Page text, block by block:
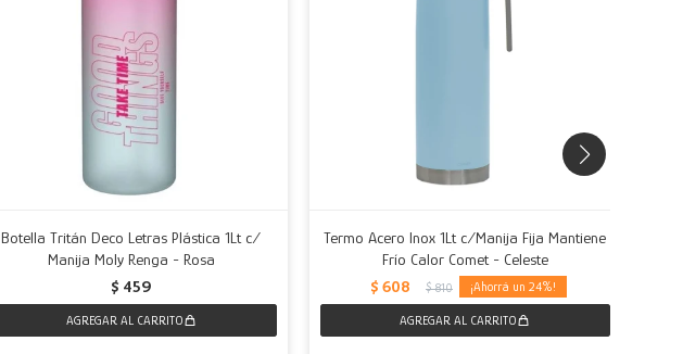
Botella Tritán Deco Letras Plástica 1Lt c/
Manija Moly Renga - Rosa
$ 459
Termo Acero Inox 1Lt c/Manija Fija Mantiene
Frío Calor Comet - Celeste
$ 608 $ 810 24